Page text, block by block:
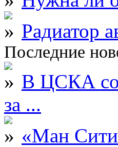
Радиатор
Последние
В ЦСКА
за ...
«Ман